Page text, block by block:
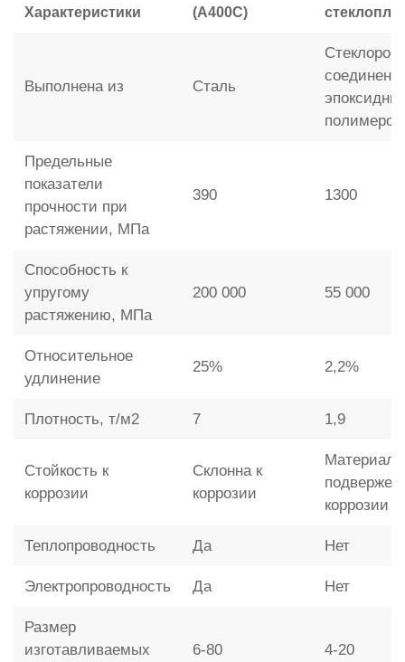
Характеристики
(А400С)
Выполнена из Сталь
полимером
Предельные
показатели
прочности при
растяжении, МПа
390 1300
Способность к
упругому
растяжению, МПа
200 000 55 000
Относительное
удлинение
25% 2,2%
Плотность, т/м2 7 1,9
Стойкость к
коррозии
Склонна к
коррозии
Материал
подвержен
коррозии
Теплопроводность Да Нет
Электропроводность Да Нет
Размер
изготавливаемых
6-80 4-20